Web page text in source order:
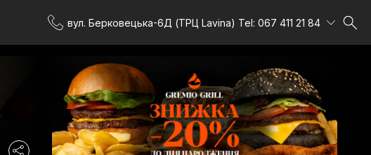
вул. Берковецька-6Д (ТРЦ Lavina) Tel: 067 411 21 84